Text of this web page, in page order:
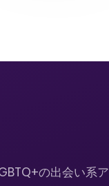
の出会い系ア